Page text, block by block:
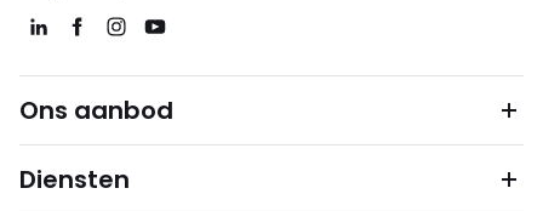
Ons aanbod
Diensten